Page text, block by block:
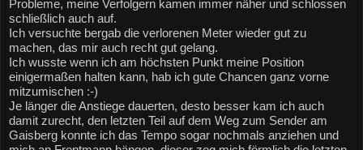
Probleme, meine Verfolgern kamen immer näher und schlossen
schließlich auch auf.
Ich versuchte bergab die verlorenen Meter wieder gut zu
machen, das mir auch recht gut gelang.
Ich wusste wenn ich am höchsten Punkt meine Position
einigermaßen halten kann, hab ich gute Chancen ganz vorne
mitzumischen :-)
Je länger die Anstiege dauerten, desto besser kam ich auch
damit zurecht, den letzten Teil auf dem Weg zum Sender am
Gaisberg konnte ich das Tempo sogar nochmals anziehen und